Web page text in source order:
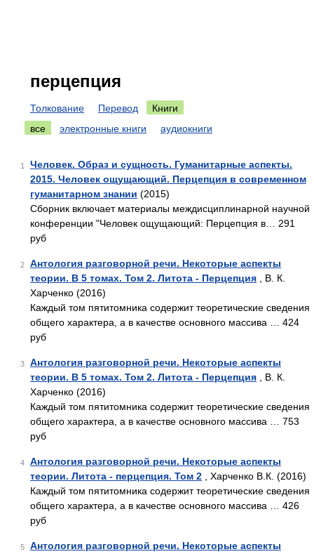
перцепция
Толкование Перевод
Книги
все
электронные книги аудиокниги
1
Человек. Образ и сущность. Гуманитарные аспекты.
2015. Человек ощущающий. Перцепция в современном
гуманитарном знании (2015)
Сборник включает материалы междисциплинарной научной
конференции "Человек ощущающий: Перцепция в… 291
руб
2
Антология разговорной речи. Некоторые аспекты
теории. В 5 томах. Том 2. Литота - Перцепция , В. К.
Харченко (2016)
Каждый том пятитомника содержит теоретические сведения
общего характера, а в качестве основного массива … 424
руб
3
Антология разговорной речи. Некоторые аспекты
теории. В 5 томах. Том 2. Литота - Перцепция , В. К.
Харченко (2016)
Каждый том пятитомника содержит теоретические сведения
общего характера, а в качестве основного массива … 753
руб
4
Антология разговорной речи. Некоторые аспекты
теории. Литота - перцепция. Том 2 , Харченко В.К. (2016)
Каждый том пятитомника содержит теоретические сведения
общего характера, а в качестве основного массива … 426
руб
5
Антология разговорной речи. Некоторые аспекты